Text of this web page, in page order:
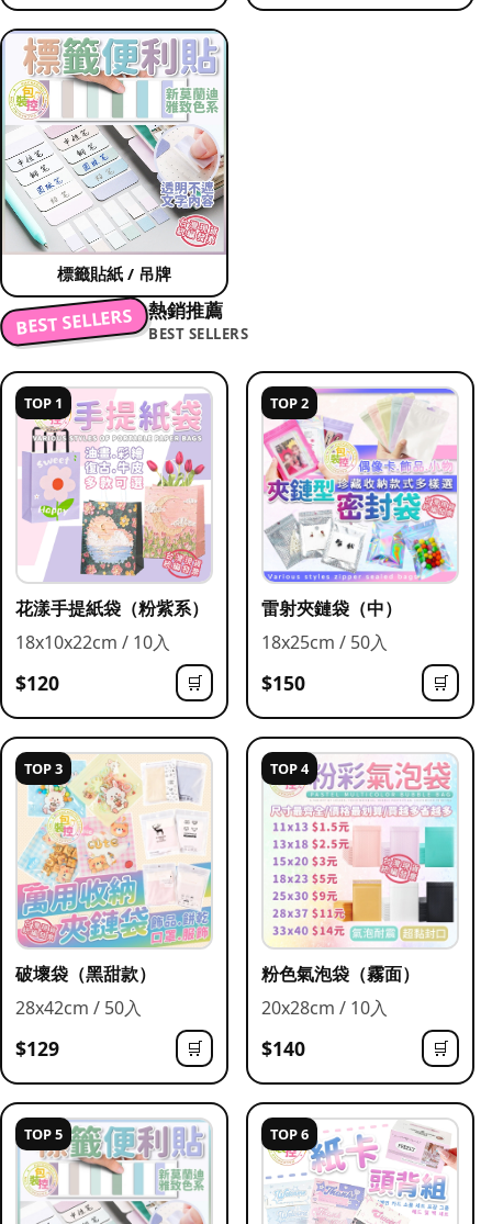
標籤貼紙 / 吊牌
BEST SELLERS 熱銷推薦
BEST SELLERS
TOP 1
花漾手提紙袋（粉紫系）
18x10x22cm / 10入
$120 🛒
TOP 2
雷射夾鏈袋（中）
18x25cm / 50入
$150 🛒
TOP 3
破壞袋（黑甜款）
28x42cm / 50入
$129 🛒
TOP 4
粉色氣泡袋（霧面）
20x28cm / 10入
$140 🛒
TOP 5 TOP 6